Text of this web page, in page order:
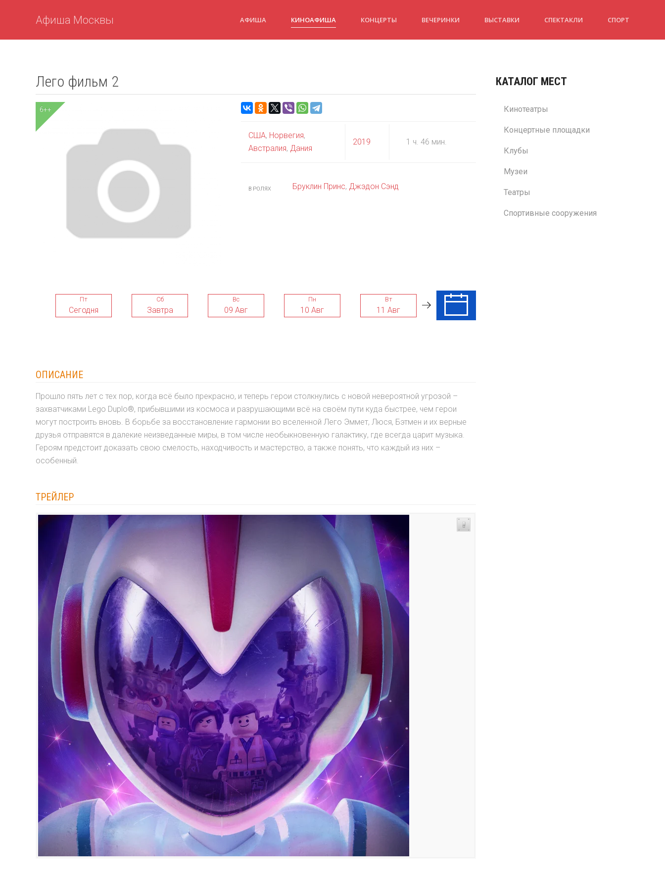
Афиша Москвы АФИША КИНОАФИША КОНЦЕРТЫ ВЕЧЕРИНКИ ВЫСТАВКИ СПЕКТАКЛИ СПОРТ
Лего фильм 2
6++
США, Норвегия,
Австралия, Дания
2019 1 ч. 46 мин.
В РОЛЯХ Бруклин Принс, Джэдон Сэнд
Пт
Сегодня
Сб
Завтра
Вс
09 Авг
Пн
10 Авг
Вт
11 Авг
Ср
ОПИСАНИЕ
Прошло пять лет с тех пор, когда всё было прекрасно, и теперь герои столкнулись с новой невероятной угрозой –
захватчиками Lego Duplo®, прибывшими из космоса и разрушающими всё на своём пути куда быстрее, чем герои
могут построить вновь. В борьбе за восстановление гармонии во вселенной Лего Эммет, Люся, Бэтмен и их верные
друзья отправятся в далекие неизведанные миры, в том числе необыкновенную галактику, где всегда царит музыка.
Героям предстоит доказать свою смелость, находчивость и мастерство, а также понять, что каждый из них –
особенный.
ТРЕЙЛЕР
КАТАЛОГ МЕСТ
Кинотеатры
Концертные площадки
Клубы
Музеи
Театры
Спортивные сооружения